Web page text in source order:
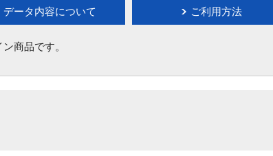
データ内容について ご利用方法
商品です。